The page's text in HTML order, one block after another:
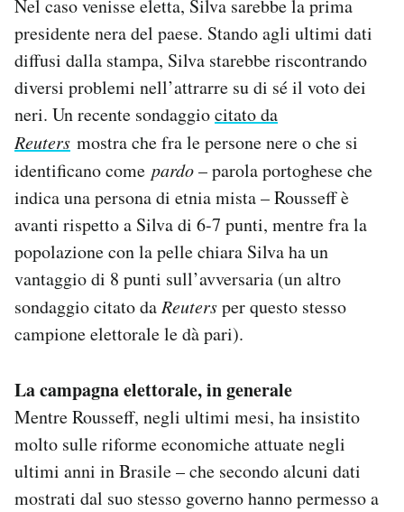
Nel caso venisse eletta, Silva sarebbe la prima
presidente nera del paese. Stando agli ultimi dati
diffusi dalla stampa, Silva starebbe riscontrando
diversi problemi nell’attrarre su di sé il voto dei
neri. Un recente sondaggiocitato da
Reuters mostra che fra le persone nere o che si
identificano come pardo– parola portoghese che
indica una persona di etnia mista – Rousseff è
avanti rispetto a Silva di 6-7 punti, mentre fra la
popolazione con la pelle chiara Silva ha un
vantaggio di 8 punti sull’avversaria (un altro
sondaggio citato daReutersper questo stesso
campione elettorale le dà pari).
La campagna elettorale, in generale
Mentre Rousseff, negli ultimi mesi, ha insistito
molto sulle riforme economiche attuate negli
ultimi anni in Brasile – che secondo alcuni dati
mostrati dal suo stesso governo hanno permesso a